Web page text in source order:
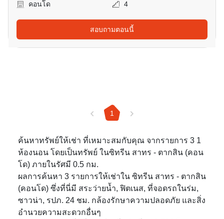
คอนโด 4
สอบถามตอนนี้
1
ค้นหาทรัพย์ให้เช่า ที่เหมาะสมกับคุณ จากรายการ 3 1
ห้องนอน โดยเป็นทรัพย์ ในซิทรีน สาทร - ตากสิน (คอน
โด) ภายในรัศมี 0.5 กม.
ผลการค้นหา 3 รายการให้เช่าใน ซิทรีน สาทร - ตากสิน
(คอนโด) ซึ่งที่นี่มี สระว่ายน้ำ, ฟิตเนส, ที่จอดรถในร่ม,
ซาวน่า, รปภ. 24 ชม. กล้องรักษาความปลอดภัย และสิ่ง
อำนวยความสะดวกอื่นๆ